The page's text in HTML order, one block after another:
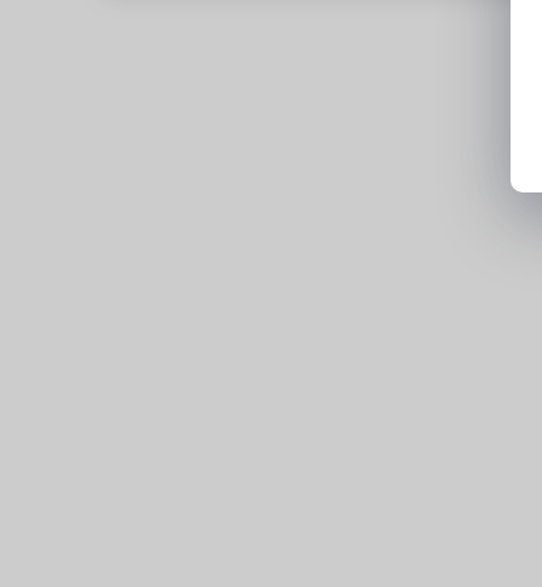
Fichier source d'une création réalisée avec